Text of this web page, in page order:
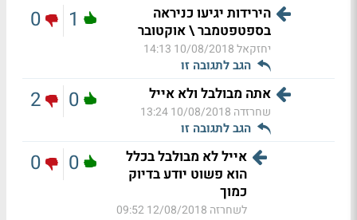
הירידות יגיעו כניראה
בספטפטמבר \ אוקטובר
יחזקאל10/08/2018 14:13
הגב לתגובה זו
1
0
אתה מבולבל ולא אייל
שחרזדה 10/08/2018 13:24
הגב לתגובה זו
0
2
אייל לא מבולבל בכלל
הוא פשוט יודע בדיוק
כמוך
לשחרזה 12/08/2018 09:52
0
0